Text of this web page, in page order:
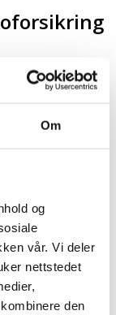
Om
og
vår. Vi deler
nettstedet
den
LOfavør
som en
over dette og
ikke å betale
har
Du kan si
eller er